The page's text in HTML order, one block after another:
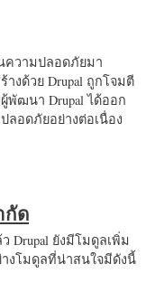
ความปลอดภัยมา
างด้วย Drupal ถูกโจมตี
พัฒนา Drupal ได้ออก
ลอดภัยอย่างต่อเนื่อง
กัด
Drupal ยังมีโมดูลเพิ่ม
งโมดูลที่น่าสนใจมีดังนี้